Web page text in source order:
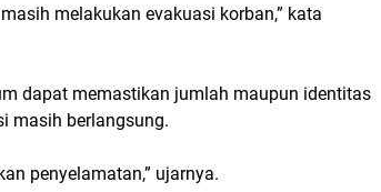
melakukan evakuasi korban,” kata
dapat memastikan jumlah maupun identitas
masih berlangsung.
penyelamatan,” ujarnya.